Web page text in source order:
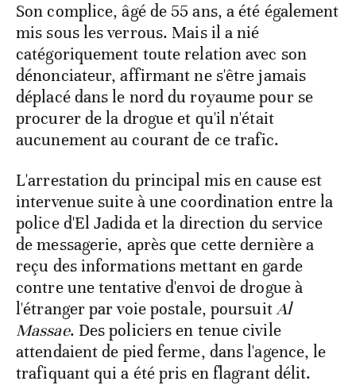
Son complice, âgé de 55 ans, a été également
mis sous les verrous. Mais il a nié
catégoriquement toute relation avec son
dénonciateur, affirmant ne s'être jamais
déplacé dans le nord du royaume pour se
procurer de la drogue et qu'il n'était
aucunement au courant de ce trafic.
L'arrestation du principal mis en cause est
intervenue suite à une coordination entre la
police d'El Jadida et la direction du service
de messagerie, après que cette dernière a
reçu des informations mettant en garde
contre une tentative d'envoi de drogue à
l'étranger par voie postale, poursuitAl
Massae. Des policiers en tenue civile
attendaient de pied ferme, dans l'agence, le
trafiquant qui a été pris en flagrant délit.